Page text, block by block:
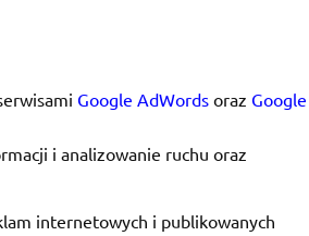
Google AdWordsoraz Google
i analizowanie ruchu oraz
internetowych i publikowanych